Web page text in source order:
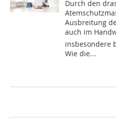
Durch den
Ausbreitung
auch im
insbesondere
Wie die...